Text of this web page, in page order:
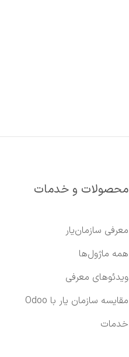
محصولات و خدمات
معرفی سازمان‌یار
همه ماژول‌ها
ویدئوهای معرفی
مقایسه سازمان یار با Odoo
خدمات